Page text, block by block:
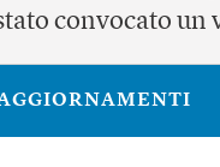
convocato